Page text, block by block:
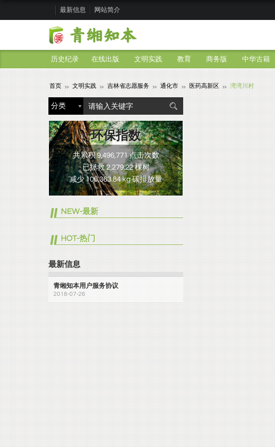
最新信息 网站简介
历史纪录 在线出版 文明实践 教育 商务版 中华古籍
首页 文明实践 吉林省志愿服务 通化市 医药高新区 湾湾川村
环保指数
共累积 9,496,771 点击次数
已拯救 2,279.22 棵树
减少 106,363.84 kg 碳排放量
NEW-最新
HOT-热门
最新信息
青缃知本用户服务协议
2018-07-26